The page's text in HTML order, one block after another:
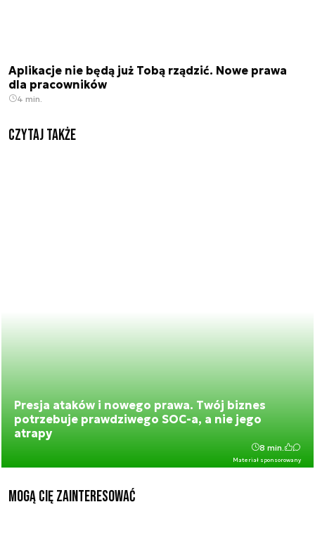
Aplikacje nie będą już Tobą rządzić. Nowe prawa
dla pracowników
4 min.
Czytaj także
Presja ataków i nowego prawa. Twój biznes
potrzebuje prawdziwego SOC-a, a nie jego
atrapy
Materiał sponsorowany
8 min.
Mogą Cię zainteresować